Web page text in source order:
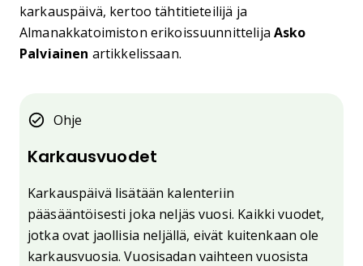
karkauspäivä, kertoo tähtitieteilijä ja
Almanakkatoimiston erikoissuunnittelija Asko
Palviainen artikkelissaan.
Ohje
Karkausvuodet
Karkauspäivä lisätään kalenteriin
pääsääntöisesti joka neljäs vuosi. Kaikki vuodet,
jotka ovat jaollisia neljällä, eivät kuitenkaan ole
karkausvuosia. Vuosisadan vaihteen vuosista